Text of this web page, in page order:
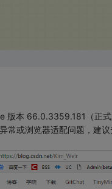
版本 66.0.3359.181（正
常或浏览器适配问题，建